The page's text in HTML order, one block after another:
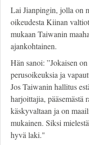
Lai Jianpingin, jolla on
oikeudesta Kiinan
mukaan Taiwanin
ajankohtainen.
Hän sanoi: ”Jokaisen
perusoikeuksia ja
Jos Taiwanin hallitus
harjoittajia, pääsemästä
käskyvaltaan ja on
mukainen. Siksi
hyvä laki."